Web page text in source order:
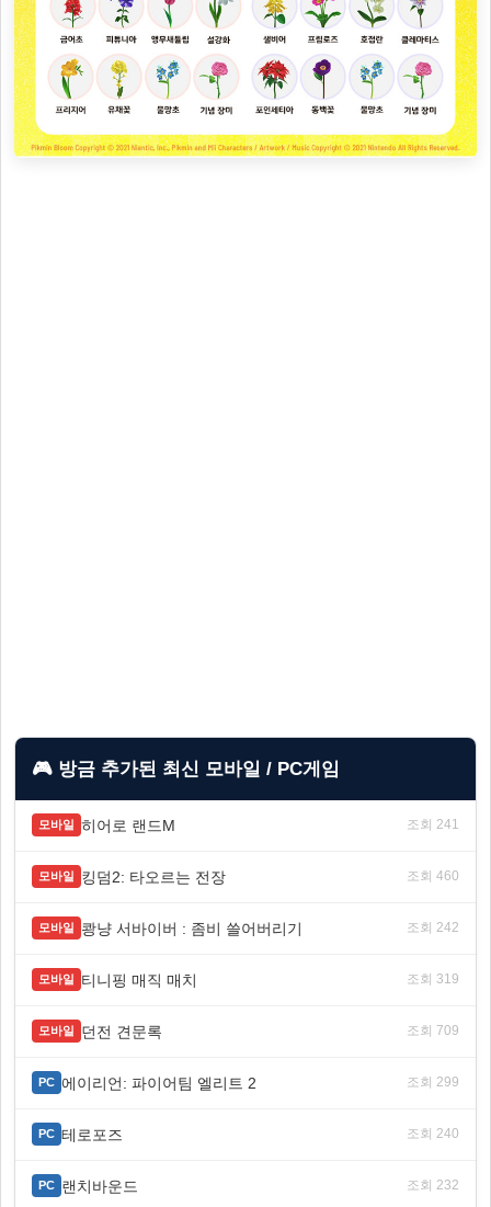
🎮 방금 추가된 최신 모바일 / PC게임
모바일 히어로 랜드M 조회 241
모바일 킹덤2: 타오르는 전장 조회 460
모바일 쾅냥 서바이버 : 좀비 쓸어버리기 조회 242
모바일 티니핑 매직 매치 조회 319
모바일 던전 견문록 조회 709
PC 에이리언: 파이어팀 엘리트 2 조회 299
PC 테로포즈 조회 240
PC 랜치바운드 조회 232